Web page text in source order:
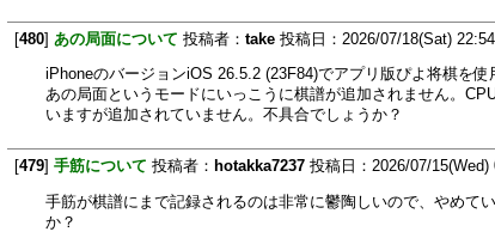
[480] あの局面について 投稿者： take 投稿日：2026/07/18(Sat)
iPhoneのバージョンiOS 26.5.2 (23F84)でアプリ版ぴよ将棋を使
あの局面というモードにいっこうに棋譜が追加されません。
いますが追加されていません。不具合でしょうか？
[479] 手筋について 投稿者： hotakka7237 投稿日：2026/07/
手筋が棋譜にまで記録されるのは非常に鬱陶しいので、やめて
か？